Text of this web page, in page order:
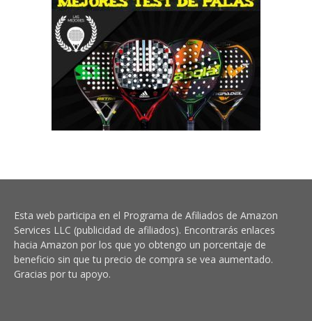
Esta web participa en el Programa de Afiliados de Amazon
Services LLC (publicidad de afiliados). Encontrarás enlaces
hacia Amazon por los que yo obtengo un porcentaje de
beneficio sin que tu precio de compra se vea aumentado.
Gracias por tu apoyo.